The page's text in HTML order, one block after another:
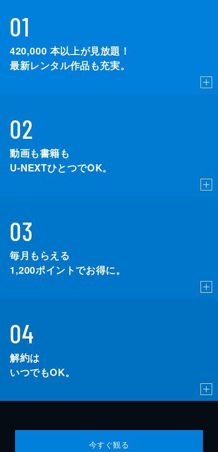
01
420,000 本以上が見放題！
最新レンタル作品も充実。
02
動画も書籍も
U-NEXTひとつでOK。
03
毎月もらえる
1,200ポイントでお得に。
04
解約は
いつでもOK。
今すぐ観る